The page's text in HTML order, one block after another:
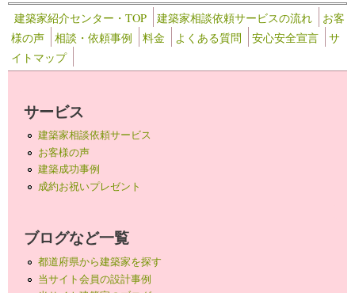
建築家紹介センター・TOP 建築家相談依頼サービスの流れ
お客
様の声
相談・依頼事例 料金 よくある質問 安心安全宣言
サ
イトマップ
サービス
建築家相談依頼サービス
お客様の声
建築成功事例
成約お祝いプレゼント
ブログなど一覧
都道府県から建築家を探す
当サイト会員の設計事例